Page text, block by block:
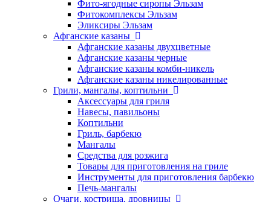
Фито-ягодные сиропы Эльзам
Фитокомплексы Эльзам
Эликсиры Эльзам
Афганские казаны
Афганские казаны двухцветные
Афганские казаны черные
Афганские казаны комби-никель
Афганские казаны никелированные
Грили, мангалы, коптильни
Аксессуары для гриля
Навесы, павильоны
Коптильни
Гриль, барбекю
Мангалы
Средства для розжига
Товары для приготовления на гриле
Инструменты для приготовления барбекю
Печь-мангалы
Очаги, кострища, дровницы